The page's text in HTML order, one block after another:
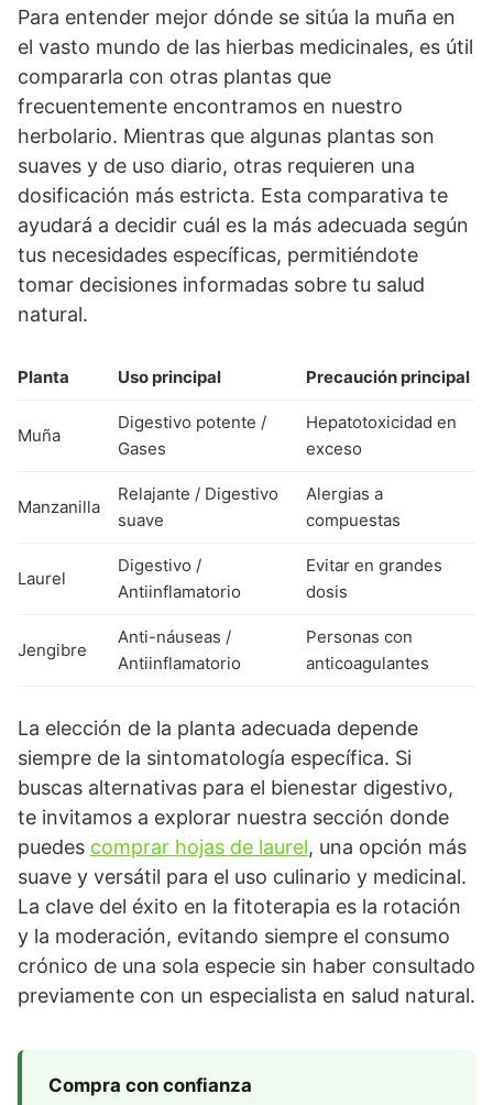
Para entender mejor dónde se sitúa la muña en
el vasto mundo de las hierbas medicinales, es útil
compararla con otras plantas que
frecuentemente encontramos en nuestro
herbolario. Mientras que algunas plantas son
suaves y de uso diario, otras requieren una
dosificación más estricta. Esta comparativa te
ayudará a decidir cuál es la más adecuada según
tus necesidades específicas, permitiéndote
tomar decisiones informadas sobre tu salud
natural.
Planta Uso principal Precaución principal
Muña
Digestivo potente /
Gases
Hepatotoxicidad en
exceso
Manzanilla
Relajante / Digestivo
suave
Alergias a
compuestas
Laurel
Digestivo /
Antiinflamatorio
Evitar en grandes
dosis
Jengibre
Anti-náuseas /
Antiinflamatorio
Personas con
anticoagulantes
La elección de la planta adecuada depende
siempre de la sintomatología específica. Si
buscas alternativas para el bienestar digestivo,
te invitamos a explorar nuestra sección donde
puedes comprar hojas de laurel, una opción más
suave y versátil para el uso culinario y medicinal.
La clave del éxito en la fitoterapia es la rotación
y la moderación, evitando siempre el consumo
crónico de una sola especie sin haber consultado
previamente con un especialista en salud natural.
Compra con confianza